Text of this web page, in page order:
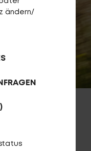
Komfort bei
ändern/